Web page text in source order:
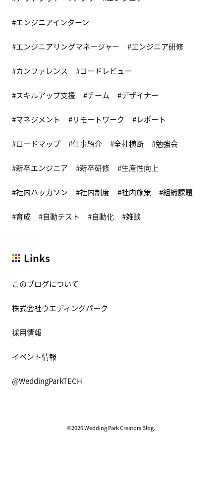
エンジニアインターン
エンジニアリングマネージャー エンジニア研修
カンファレンス コードレビュー
スキルアップ支援 チーム デザイナー
マネジメント リモートワーク レポート
ロードマップ 仕事紹介 全社横断 勉強会
新卒エンジニア 新卒研修 生産性向上
社内ハッカソン 社内制度 社内施策 組織課題
育成 自動テスト 自動化 雑談
Links
このブログについて
株式会社ウエディングパーク
採用情報
イベント情報
@WeddingParkTECH
©2026 Wedding Park Creators Blog.